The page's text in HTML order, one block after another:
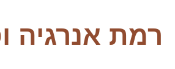
רמת אנרגיה